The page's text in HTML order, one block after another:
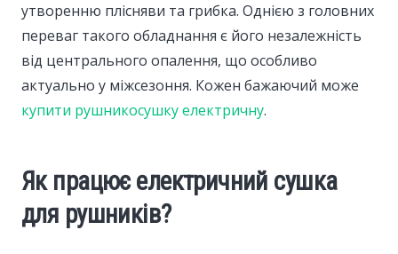
утворенню плісняви ​​та грибка. Однією з головних
переваг такого обладнання є його незалежність
від центрального опалення, що особливо
актуально у міжсезоння. Кожен бажаючий може
купити рушникосушку електричну.
Як працює електричний сушка
для рушників?